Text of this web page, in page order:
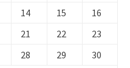
14 15
16
21 22
23
28 29
30